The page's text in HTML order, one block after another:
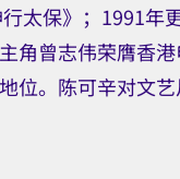
太保》；1991年
角曾志伟荣膺香
位。陈可辛对文